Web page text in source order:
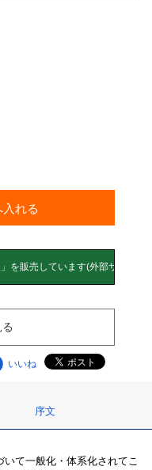
いいね
序文
て一般化・体系化されてこ